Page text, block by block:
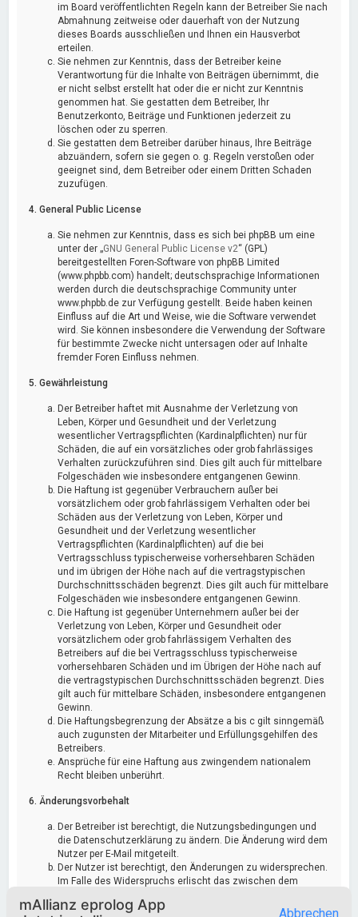
im Board veröffentlichten Regeln kann der Betreiber Sie nach
Abmahnung zeitweise oder dauerhaft von der Nutzung
dieses Boards ausschließen und Ihnen ein Hausverbot
erteilen.
Sie nehmen zur Kenntnis, dass der Betreiber keine
Verantwortung für die Inhalte von Beiträgen übernimmt, die
er nicht selbst erstellt hat oder die er nicht zur Kenntnis
genommen hat. Sie gestatten dem Betreiber, Ihr
Benutzerkonto, Beiträge und Funktionen jederzeit zu
löschen oder zu sperren.
Sie gestatten dem Betreiber darüber hinaus, Ihre Beiträge
abzuändern, sofern sie gegen o. g. Regeln verstoßen oder
geeignet sind, dem Betreiber oder einem Dritten Schaden
zuzufügen.
4. General Public License
Sie nehmen zur Kenntnis, dass es sich bei phpBB um eine
unter der „GNU General Public License v2“ (GPL)
bereitgestellten Foren-Software von phpBB Limited
(www.phpbb.com) handelt; deutschsprachige Informationen
werden durch die deutschsprachige Community unter
www.phpbb.de zur Verfügung gestellt. Beide haben keinen
Einfluss auf die Art und Weise, wie die Software verwendet
wird. Sie können insbesondere die Verwendung der Software
für bestimmte Zwecke nicht untersagen oder auf Inhalte
fremder Foren Einfluss nehmen.
5. Gewährleistung
Der Betreiber haftet mit Ausnahme der Verletzung von
Leben, Körper und Gesundheit und der Verletzung
wesentlicher Vertragspflichten (Kardinalpflichten) nur für
Schäden, die auf ein vorsätzliches oder grob fahrlässiges
Verhalten zurückzuführen sind. Dies gilt auch für mittelbare
Folgeschäden wie insbesondere entgangenen Gewinn.
Die Haftung ist gegenüber Verbrauchern außer bei
vorsätzlichem oder grob fahrlässigem Verhalten oder bei
Schäden aus der Verletzung von Leben, Körper und
Gesundheit und der Verletzung wesentlicher
Vertragspflichten (Kardinalpflichten) auf die bei
Vertragsschluss typischerweise vorhersehbaren Schäden
und im übrigen der Höhe nach auf die vertragstypischen
Durchschnittsschäden begrenzt. Dies gilt auch für mittelbare
Folgeschäden wie insbesondere entgangenen Gewinn.
Die Haftung ist gegenüber Unternehmern außer bei der
Verletzung von Leben, Körper und Gesundheit oder
vorsätzlichem oder grob fahrlässigem Verhalten des
Betreibers auf die bei Vertragsschluss typischerweise
vorhersehbaren Schäden und im Übrigen der Höhe nach auf
die vertragstypischen Durchschnittsschäden begrenzt. Dies
gilt auch für mittelbare Schäden, insbesondere entgangenen
Gewinn.
Die Haftungsbegrenzung der Absätze a bis c gilt sinngemäß
auch zugunsten der Mitarbeiter und Erfüllungsgehilfen des
Betreibers.
Ansprüche für eine Haftung aus zwingendem nationalem
Recht bleiben unberührt.
6. Änderungsvorbehalt
Der Betreiber ist berechtigt, die Nutzungsbedingungen und
die Datenschutzerklärung zu ändern. Die Änderung wird dem
Nutzer per E-Mail mitgeteilt.
Der Nutzer ist berechtigt, den Änderungen zu widersprechen.
Im Falle des Widerspruchs erlischt das zwischen dem
sofortiger Wirkung.
mAllianz eprolog App
Abbrechen